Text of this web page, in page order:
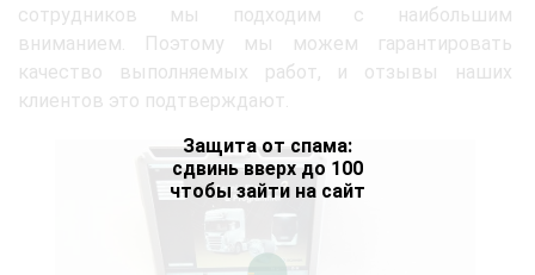
Защита от спама:
сдвинь вверх до 100
чтобы зайти на сайт
сотрудников мы подходим с наибольшим
вниманием. Поэтому мы можем гарантировать
качество выполняемых работ, и отзывы наших
клиентов это подтверждают.